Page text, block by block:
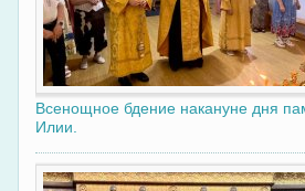
Всенощное бдение накануне дня
Илии.